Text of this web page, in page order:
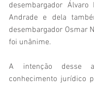
desembargador
Andrade e dela
desembargador Osmar
foi unânime.
A intenção desse
conhecimento jurídico